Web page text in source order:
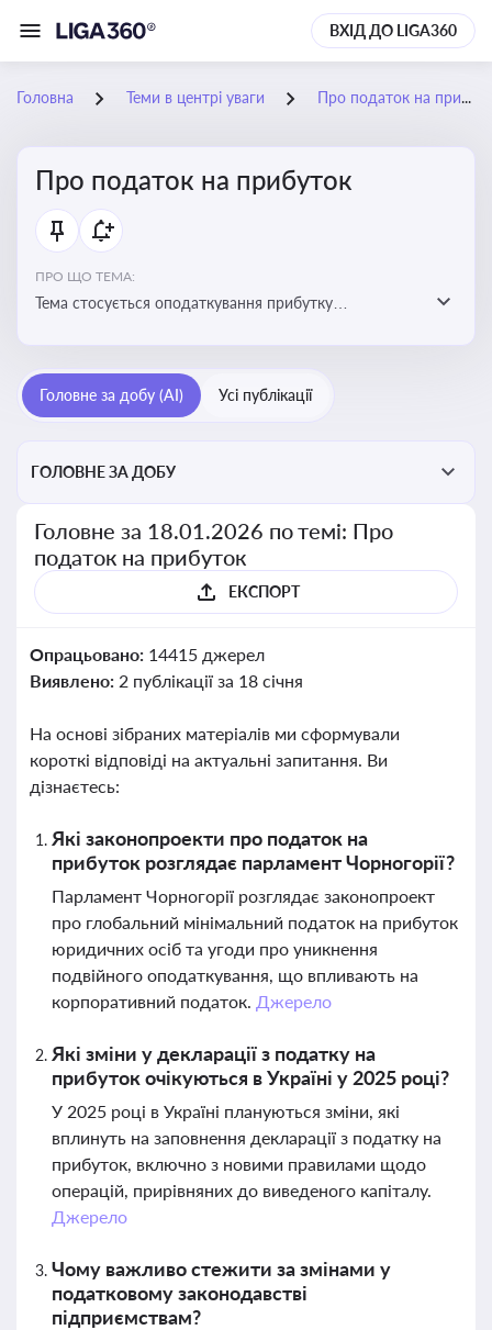
ВХІД ДО LIGA360
Головна Теми в центрі уваги Про податок на прибуток
Про податок на прибуток
ПРО ЩО ТЕМА:
Тема стосується оподаткування прибутку
звітність для бізнесу, бухгалтерів і юристів
Головне за добу (AI) Усі публікації
ГОЛОВНЕ ЗА ДОБУ
Головне за 18.01.2026 по темі: Про
податок на прибуток
ЕКСПОРТ
Опрацьовано: 14415 джерел
Виявлено: 2 публікації за 18 січня
На основі зібраних матеріалів ми сформували
короткі відповіді на актуальні запитання. Ви
дізнаєтесь:
Які законопроекти про податок на
прибуток розглядає парламент Чорногорії?
Парламент Чорногорії розглядає законопроект
про глобальний мінімальний податок на прибуток
юридичних осіб та угоди про уникнення
подвійного оподаткування, що впливають на
корпоративний податок. Джерело
Які зміни у декларації з податку на
прибуток очікуються в Україні у 2025 році?
У 2025 році в Україні плануються зміни, які
вплинуть на заповнення декларації з податку на
прибуток, включно з новими правилами щодо
операцій, прирівняних до виведеного капіталу.
Джерело
Чому важливо стежити за змінами у
податковому законодавстві
підприємствам?